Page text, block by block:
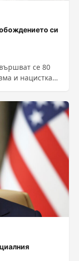
си
се 80
и нацистката